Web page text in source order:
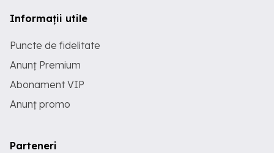
Informații utile
Puncte de fidelitate
Anunț Premium
Abonament VIP
Anunț promo
Parteneri